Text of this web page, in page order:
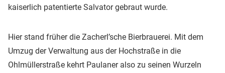
kaiserlich patentierte Salvator gebraut wurde.
Hier stand früher die Zacherl’sche Bierbrauerei. Mit dem
Umzug der Verwaltung aus der Hochstraße in die
Ohlmüllerstraße kehrt Paulaner also zu seinen Wurzeln